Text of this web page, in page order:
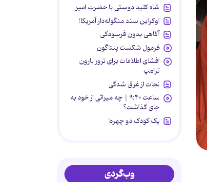
شاه کلید دوستی با حضرت امیر
اوکراین سند منگوله‌دار آمریکا!
آگاهی بدون فرسودگی
فرمول شکست پنتاگون
افشای اطلاعات برای ترور بارون
ترامپ
نجات از غرق شدگی
ساعت ۹:۴۰ | چه میراثی از خود به
جای گذاشت؟
یک کودک دو چهره!
وب‌گردی